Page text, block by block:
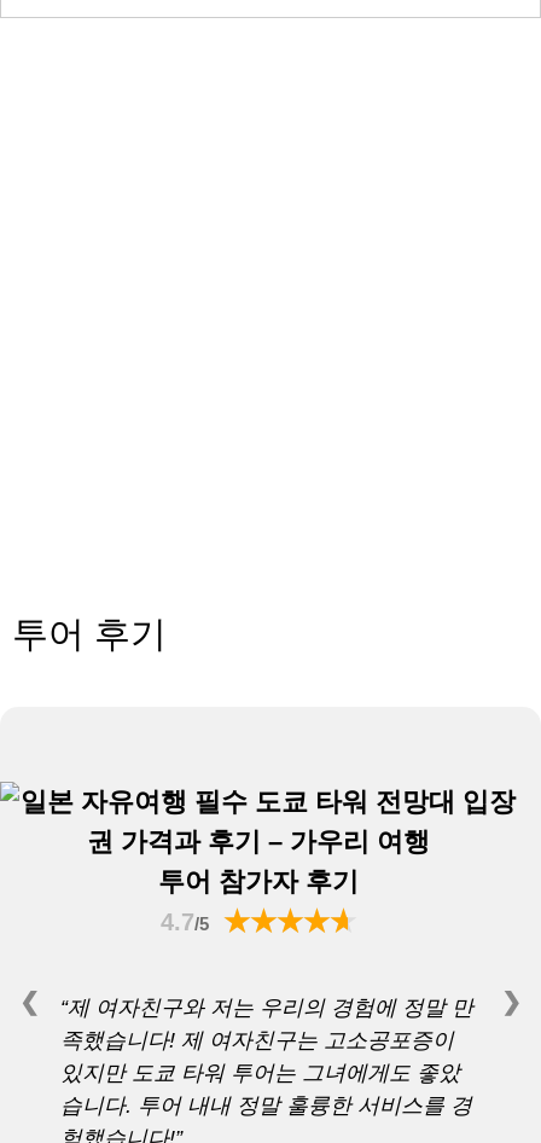
투어 후기
투어 참가자 후기
4.7/5
“제 여자친구와 저는 우리의 경험에 정말 만
족했습니다! 제 여자친구는 고소공포증이
있지만 도쿄 타워 투어는 그녀에게도 좋았
습니다. 투어 내내 정말 훌륭한 서비스를 경
❮ ❯